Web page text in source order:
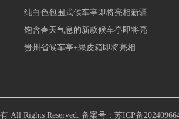
纯白色包围式候车亭即将亮相新疆
饱含春天气息的新款候车亭即将亮
贵州省候车亭+果皮箱即将亮相
All Rights Reserved. 备案号： 苏ICP备